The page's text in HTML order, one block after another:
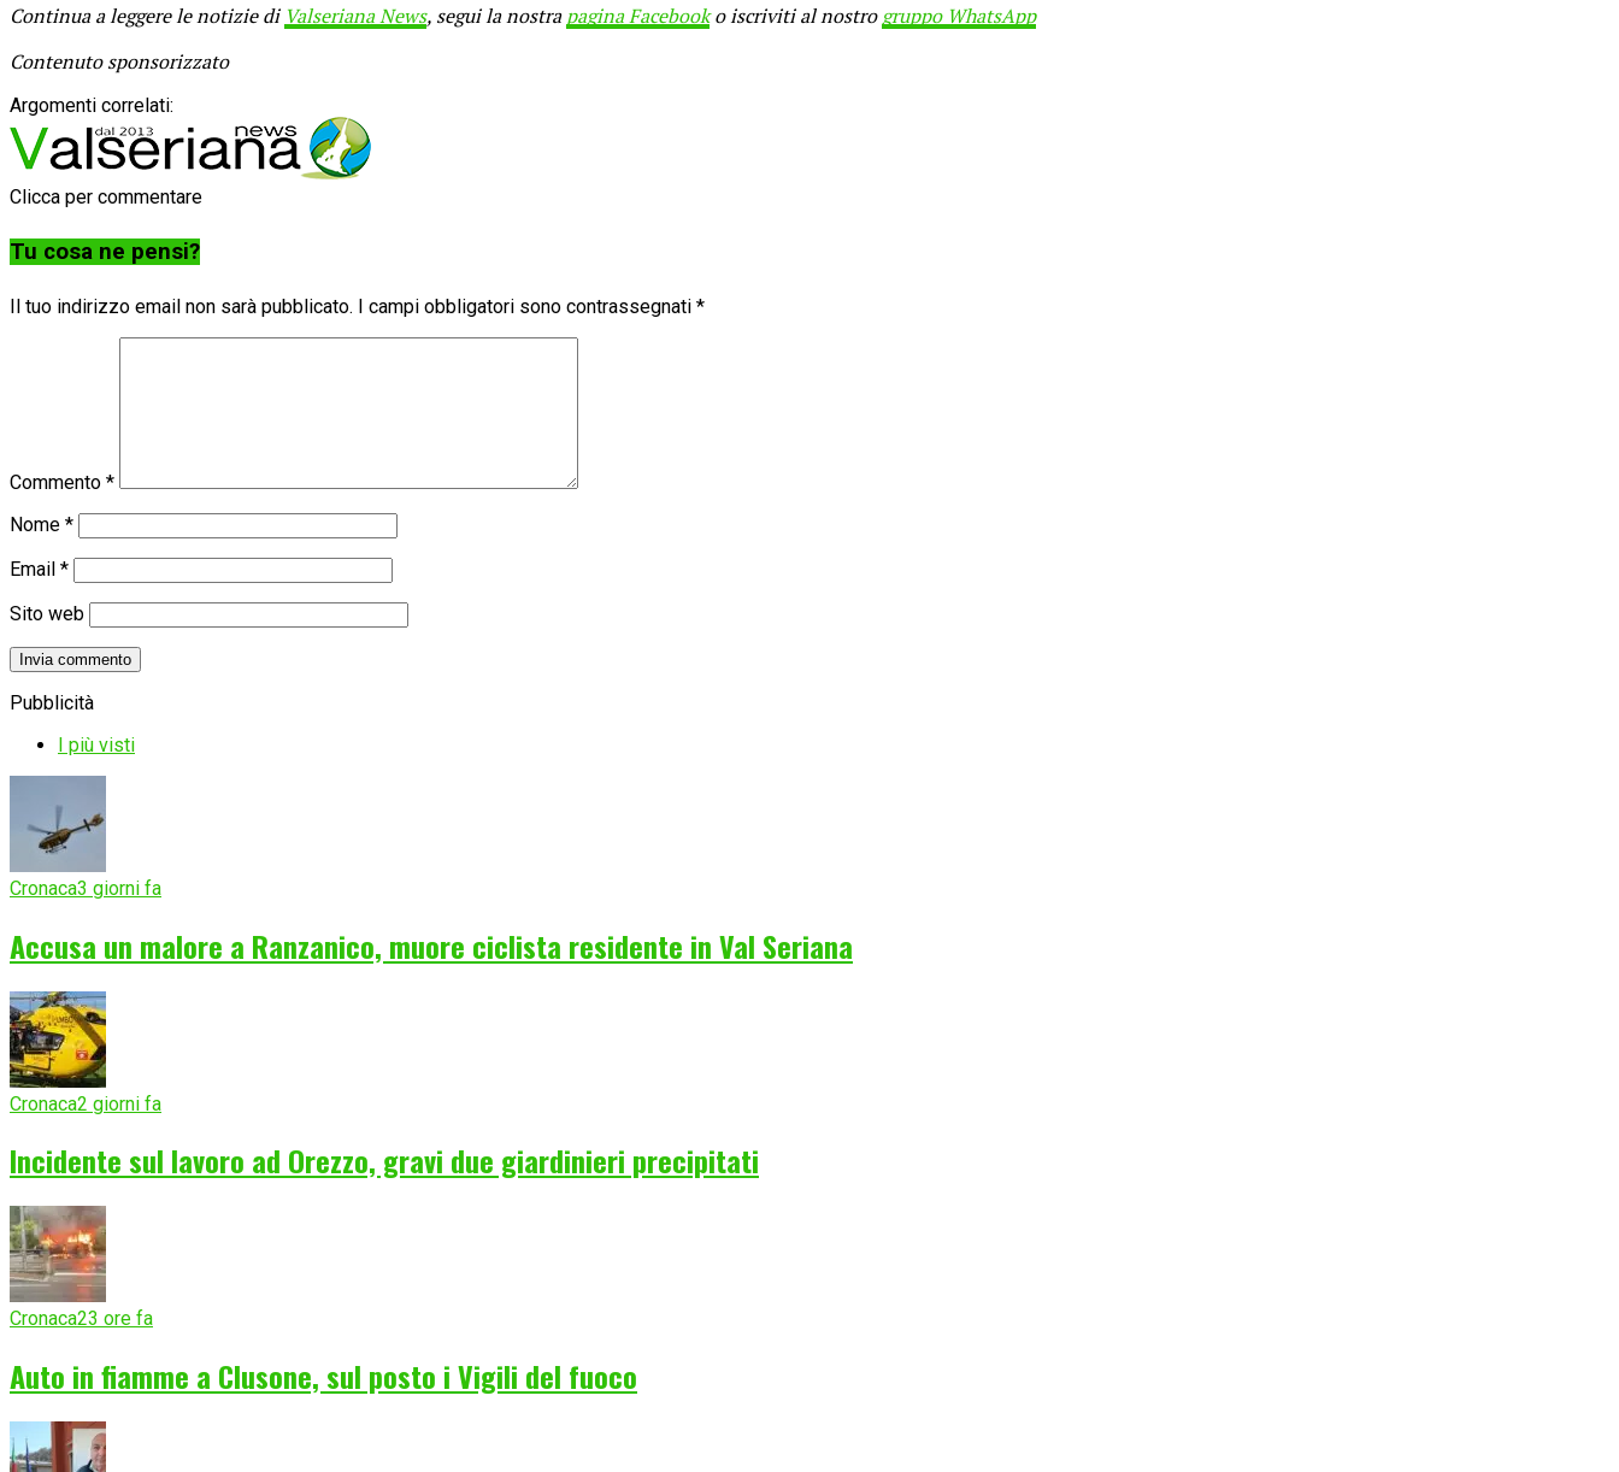
Continua a leggere le notizie di Valseriana News, segui la nostrapagina Facebooko iscriviti al nostrogruppo WhatsApp
Contenuto sponsorizzato
Argomenti correlati:
Clicca per commentare
Tu cosa ne pensi?
Il tuo indirizzo email non sarà pubblicato. I campi obbligatori sono contrassegnati *
Commento *
Nome *
Email *
Sito web
Pubblicità
I più visti
Cronaca3 giorni fa
Accusa un malore a Ranzanico, muore ciclista residente in Val Seriana
Cronaca2 giorni fa
Incidente sul lavoro ad Orezzo, gravi due giardinieri precipitati
Cronaca23 ore fa
Auto in fiamme a Clusone, sul posto i Vigili del fuoco